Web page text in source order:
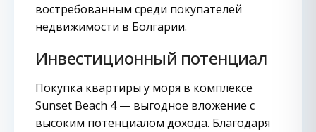
востребованным среди покупателей
недвижимости в Болгарии.
Инвестиционный потенциал
Покупка квартиры у моря в комплексе
Sunset Beach 4 — выгодное вложение с
высоким потенциалом дохода. Благодаря